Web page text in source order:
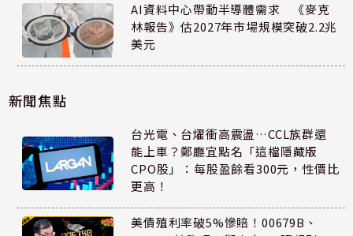
AI資料中心帶動半導體需求 《麥克
林報告》估2027年市場規模突破2.2兆
美元
新聞焦點
台光電、台燿衝高震盪…CCL族群還
能上車？鄭廳宜點名「這檔隱藏版
CPO股」：每股盈餘看300元，性價比
更高！
美債殖利率破5%慘賠！00679B、